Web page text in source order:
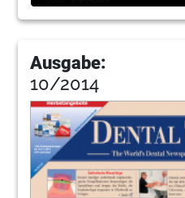
Ausgabe:
10/2014